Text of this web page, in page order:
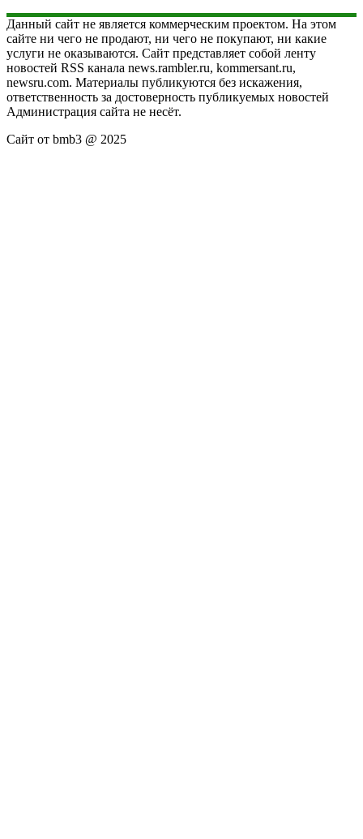
Данный сайт не является коммерческим проектом. На этом
сайте ни чего не продают, ни чего не покупают, ни какие
услуги не оказываются. Сайт представляет собой ленту
новостей RSS канала news.rambler.ru, kommersant.ru,
newsru.com. Материалы публикуются без искажения,
ответственность за достоверность публикуемых новостей
Администрация сайта не несёт.
Сайт от bmb3 @ 2025